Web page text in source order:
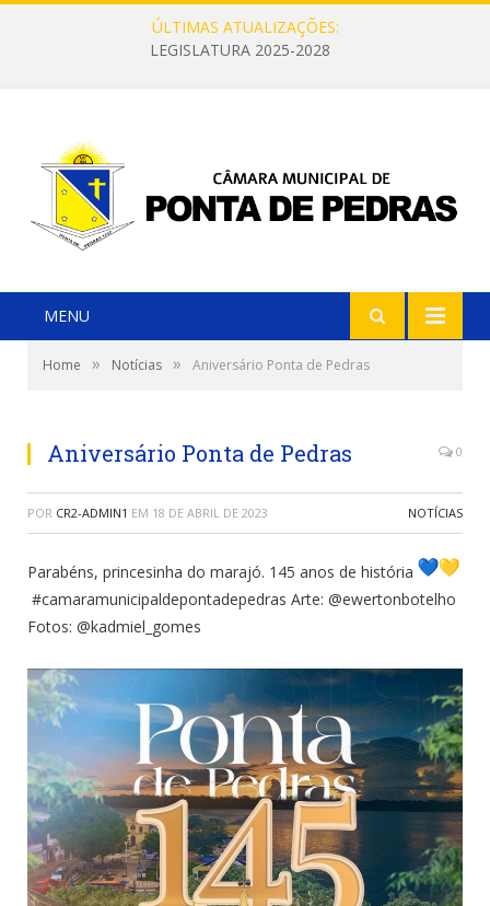
ÚLTIMAS ATUALIZAÇÕES:
LEGISLATURA 2025-2028
MENU
Home » Notícias » Aniversário Ponta de Pedras
Aniversário Ponta de Pedras 0
POR CR2-ADMIN1 EM 18 DE ABRIL DE 2023 NOTÍCIAS
Parabéns, princesinha do marajó. 145 anos de história
#camaramunicipaldepontadepedras Arte: @ewertonbotelho
Fotos: @kadmiel_gomes